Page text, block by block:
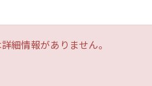
細情報がありません。